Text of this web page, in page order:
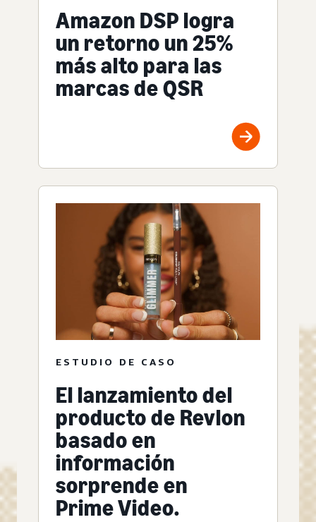
Amazon DSP logra
un retorno un 25%
más alto para las
marcas de QSR
ESTUDIO DE CASO
El lanzamiento del
producto de Revlon
basado en
información
sorprende en
Prime Video.